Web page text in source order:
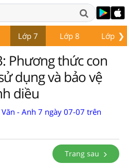
❯
Lớp 7 Lớp 8 Lớp 9
Phương thức con
dụng và bảo vệ
diều
Văn - Anh 7 ngày 07-07 trên
Trang sau